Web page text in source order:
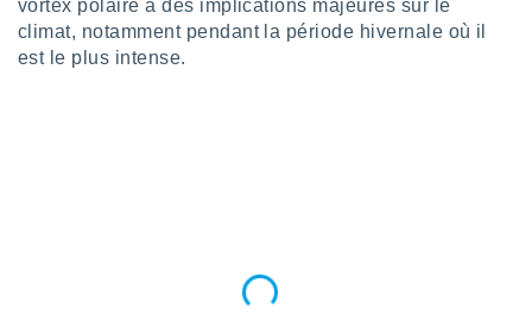
notre
vortex polaire a des implications majeures sur le
climat, notamment pendant la période hivernale où il
est le plus intense.